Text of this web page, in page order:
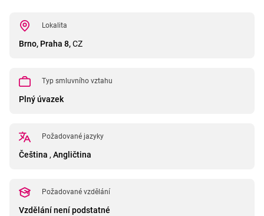
Lokalita
Brno, Praha 8,CZ
Typ smluvního vztahu
Plný úvazek
Požadované jazyky
Čeština , Angličtina
Požadované vzdělání
Vzdělání není podstatné